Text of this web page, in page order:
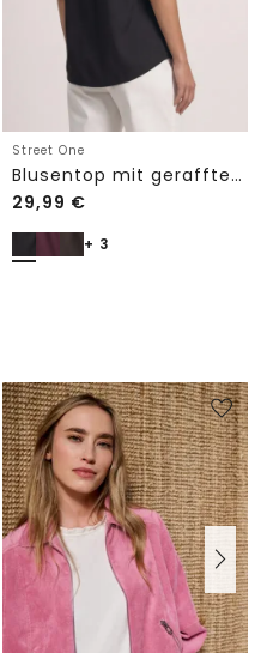
Street One
Blusentop mit gerafftem Rundhals
29,99 €
+ 3